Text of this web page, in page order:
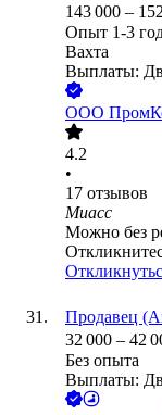
143 000 –
Опыт 1-3
Вахта
Выплаты:
ООО
4.2
•
17 отзывов
Миасс
Можно без
Продавец
32 000 – 42
Без опыта
Выплаты: